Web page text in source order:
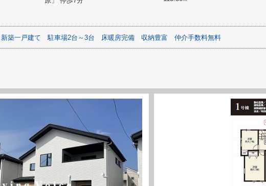
新築一戸建て 駐車場2台～3台 床暖房完備 収納豊富 仲介手数料無料